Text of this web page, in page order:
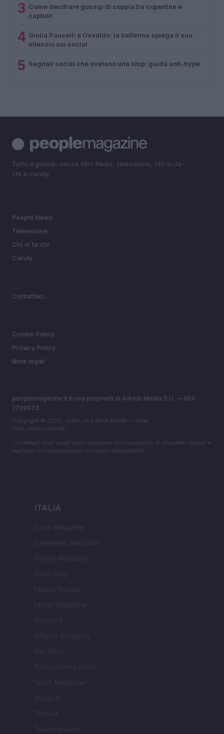
3 Come decifrare gossip di coppia tra copertine e
caption
4 Giulia Pauselli e Osvaldo: la ballerina spiega il suo
silenzio sui social
5 Segnali social che svelano una ship: guida anti-hype
Tutto il gossip, senza filtri. News, televisione, chi-si-fa-
chi e candy.
People News
Televisione
Chi si fa chi
Candy
Contattaci
Cookie Policy
Privacy Policy
Note legali
peoplemagazine.it è una proprietà di AdHub Media S.r.l. — REA
2729933
Copyright © 2026 · Edito da AdHub Media — Italia
Tutti i diritti riservati
I contenuti sono curati dalla redazione con il supporto di strumenti digitali e
realizzati in collaborazione con autori indipendenti.
ITALIA
Casa Magazine
Cineverse Magazine
Donne Magazine
Food Blog
Milano Notizie
Motor Magazine
Notizie.it
Offerte Shopping
Pet Story
Professione Lavoro
Sport Magazine
Style24
Think.it
Tuobenessere